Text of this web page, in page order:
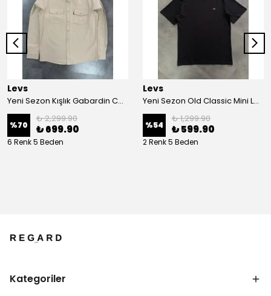
Levs
Yeni Sezon Kışlık Gabardin Cepli Gömlek
%70
₺ 2,299.90
₺ 699.90
6 Renk 5 Beden
Levs
Yeni Sezon Old Classic Mini Logo Basic T-shirt
%54
₺ 1,299.90
₺ 599.90
2 Renk 5 Beden
Kategoriler